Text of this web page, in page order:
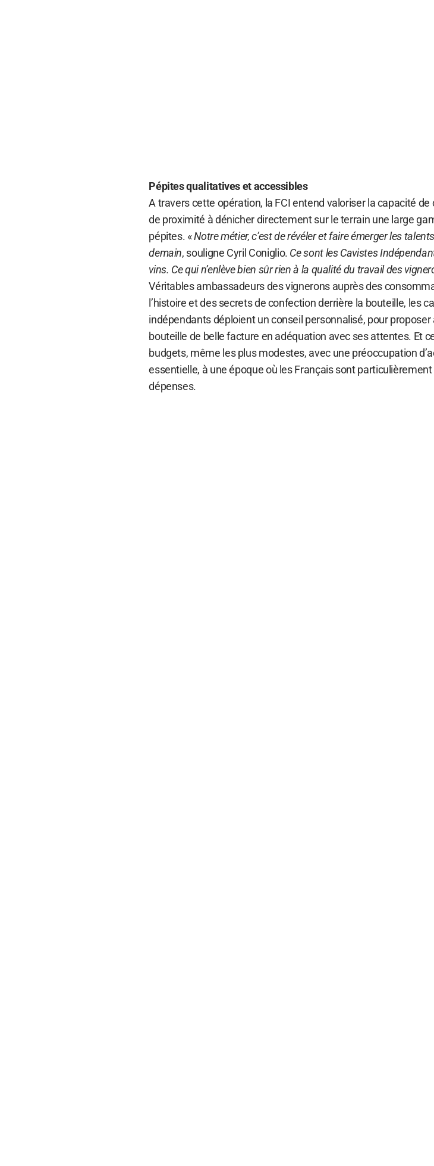
Pépites qualitatives et accessibles
A travers cette opération, la FCI entend valoriser la capacité
de proximité à dénicher directement sur le terrain une large
pépites. «Notre métier, c’est de révéler et faire émerger les
demain, souligne Cyril Coniglio. Ce sont les Cavistes
vins. Ce qui n’enlève bien sûr rien à la qualité du travail des
Véritables ambassadeurs des vignerons auprès des
l’histoire et des secrets de confection derrière la bouteille, les
indépendants déploient un conseil personnalisé, pour proposer
bouteille de belle facture en adéquation avec ses attentes. Et
budgets, même les plus modestes, avec une préoccupation
essentielle, à une époque où les Français sont
dépenses.